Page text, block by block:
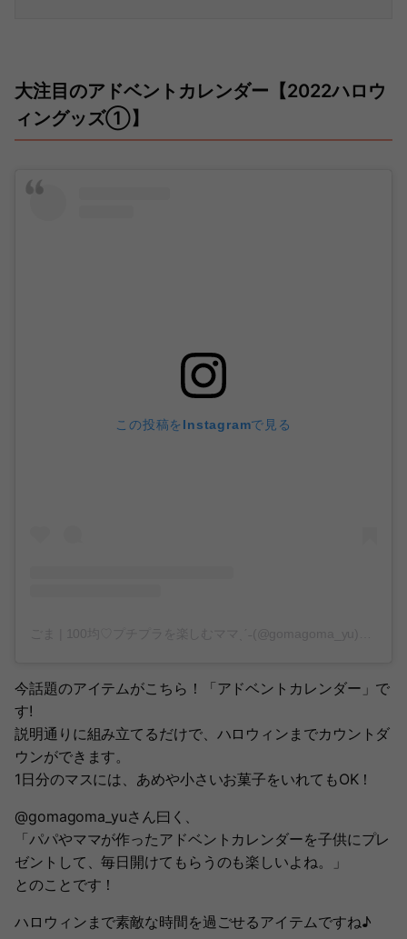
大注目のアドベントカレンダー【2022ハロウ
ィングッズ①】
この投稿をInstagramで見る
今話題のアイテムがこちら！「アドベントカレンダー」で
す!
説明通りに組み立てるだけで、ハロウィンまでカウントダ
ウンができます。
1日分のマスには、あめや小さいお菓子をいれてもOK！
@gomagoma_yuさん曰く、
「パパやママが作ったアドベントカレンダーを子供にプレ
ゼントして、毎日開けてもらうのも楽しいよね。」
とのことです！
ハロウィンまで素敵な時間を過ごせるアイテムですね♪